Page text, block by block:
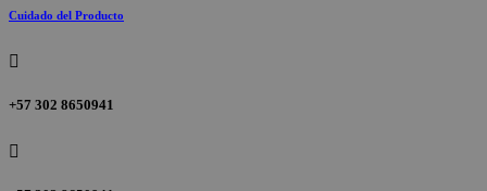
Cuidado del Producto

+57 302 8650941
